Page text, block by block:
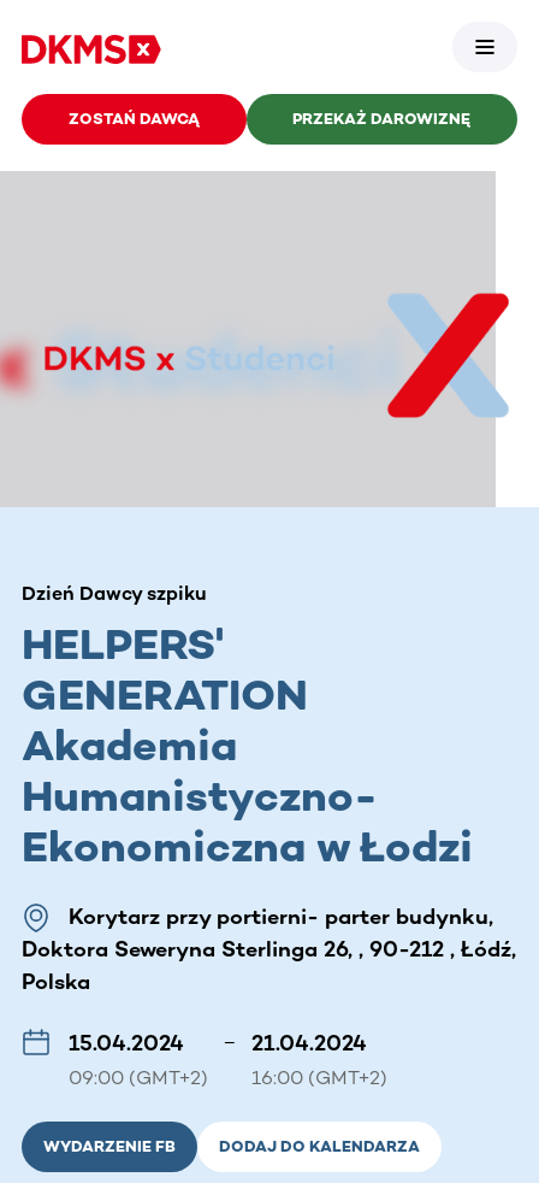
ZOSTAŃ DAWCĄ PRZEKAŻ DAROWIZNĘ
Dzień Dawcy szpiku
HELPERS'
GENERATION
Akademia
Humanistyczno-
Ekonomiczna w Łodzi
Korytarz przy portierni- parter budynku,
Doktora Seweryna Sterlinga 26, , 90-212 , Łódź,
Polska
15.04.2024
09:00 (GMT+2)
– 21.04.2024
16:00 (GMT+2)
WYDARZENIE FB DODAJ DO KALENDARZA